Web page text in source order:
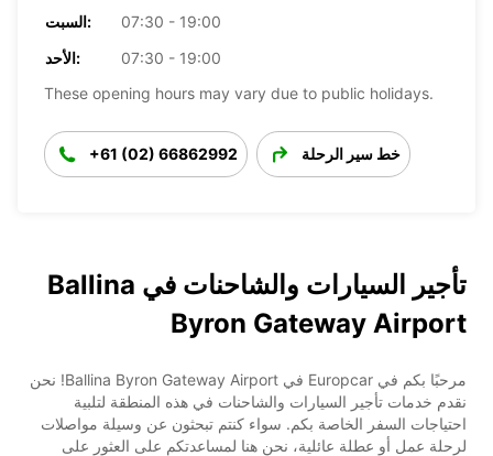
السبت:
07:30 - 19:00
الأحد:
07:30 - 19:00
These opening hours may vary due to public holidays.
+61 (02) 66862992 خط سير الرحلة
تأجير السيارات والشاحنات في Ballina
Byron Gateway Airport
مرحبًا بكم في Europcar في Ballina Byron Gateway Airport! نحن
نقدم خدمات تأجير السيارات والشاحنات في هذه المنطقة لتلبية
احتياجات السفر الخاصة بكم. سواء كنتم تبحثون عن وسيلة مواصلات
لرحلة عمل أو عطلة عائلية، نحن هنا لمساعدتكم على العثور على